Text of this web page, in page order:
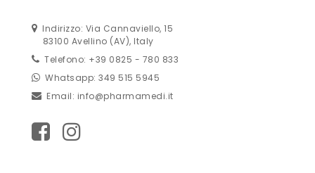
Indirizzo: Via Cannaviello, 15
83100 Avellino (AV), Italy
Telefono: +39 0825 - 780 833
Whatsapp: 349 515 5945
Email: info@pharmamedi.it